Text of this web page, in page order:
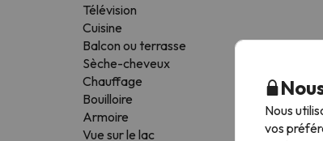
Télévision
Cuisine
Balcon ou terrasse
Sèche-cheveux
Chauffage
Bouilloire
Armoire
Vue sur le lac
Nous
vos